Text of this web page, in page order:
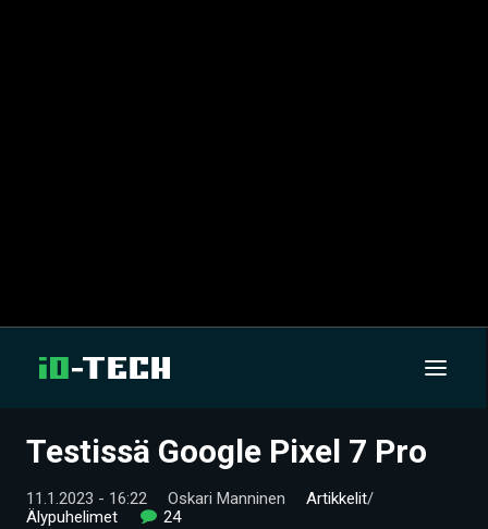
UUTISET
ARTIKKELIT
Testissä Google Pixel 7 Pro
11.1.2023 - 16:22 Oskari Manninen Artikkelit/
Älypuhelimet
24